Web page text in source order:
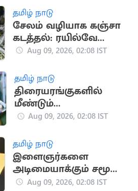
முறியடிக்க வேண்டும்:
அமைச்சர்
நிர்மல்குமார்
தமிழ் நாடு
சேலம் வழியாக கஞ்சா
கடத்தல்: ரயில்வே
போலீசார் தீவிர
Aug 09, 2026, 02:08 IST
தமிழ் நாடு
திரையரங்குகளில்
மீண்டும்
வெளியாகிறது
திரைப்படம்
Aug 09, 2026, 02:08 IST
தமிழ் நாடு
இளைஞர்களை
அடிமையாக்கும் சமூக
ஊடகங்கள் - ராகுல்
Aug 09, 2026, 02:08 IST